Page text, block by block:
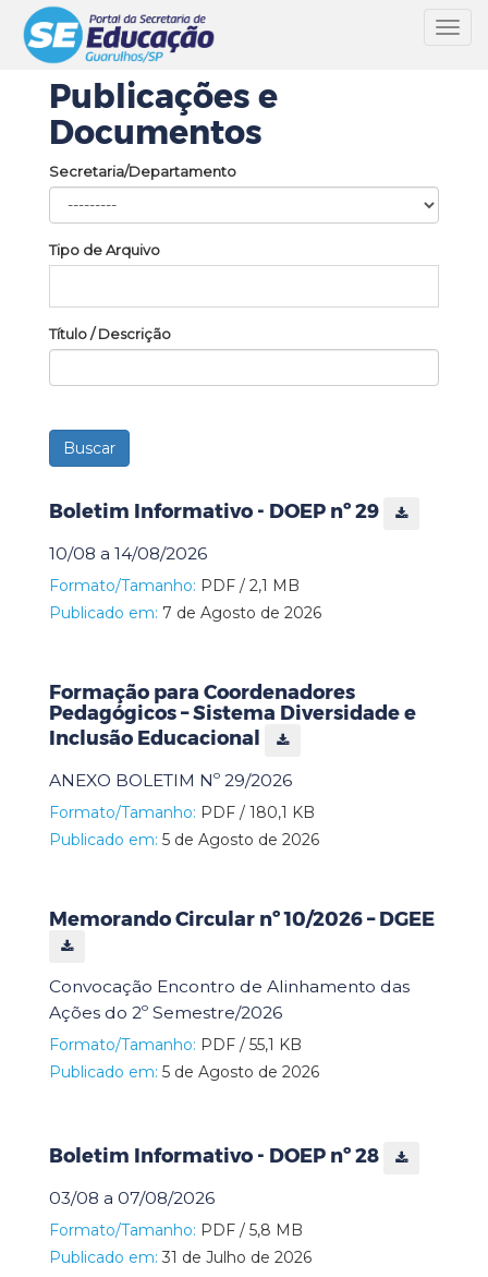
Publicações e
Documentos
Secretaria/Departamento
Tipo de Arquivo
Título / Descrição
Boletim Informativo - DOEP nº 29
10/08 a 14/08/2026
Formato/Tamanho: PDF / 2,1 MB
Publicado em: 7 de Agosto de 2026
Formação para Coordenadores
Pedagógicos – Sistema Diversidade e
Inclusão Educacional
ANEXO BOLETIM Nº 29/2026
Formato/Tamanho: PDF / 180,1 KB
Publicado em: 5 de Agosto de 2026
Memorando Circular nº 10/2026 – DGEE
Convocação Encontro de Alinhamento das
Ações do 2º Semestre/2026
Formato/Tamanho: PDF / 55,1 KB
Publicado em: 5 de Agosto de 2026
Boletim Informativo - DOEP nº 28
03/08 a 07/08/2026
Formato/Tamanho: PDF / 5,8 MB
Publicado em: 31 de Julho de 2026